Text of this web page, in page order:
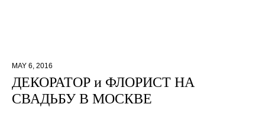
MAY 6, 2016
ДЕКОРАТОР и ФЛОРИСТ НА
СВАДЬБУ В МОСКВЕ